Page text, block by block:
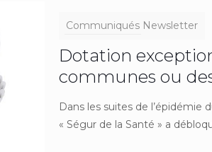
Communiqués Newsletter
Dotation
communes ou
Dans les suites de l’épidémie
« Ségur de la Santé » a